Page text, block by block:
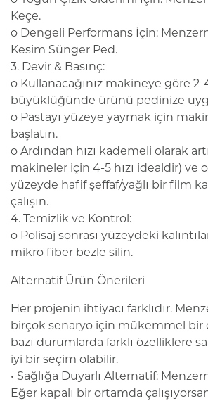
Keçe.
o Dengeli Performans İçin:
Kesim Sünger Ped.
3. Devir & Basınç:
o Kullanacağınız makineye göre
büyüklüğünde ürünü pedinize
o Pastayı yüzeye yaymak için
başlatın.
o Ardından hızı kademeli olarak
makineler için 4-5 hızı idealdir) ve
yüzeyde hafif şeffaf/yağlı bir film
çalışın.
4. Temizlik ve Kontrol:
o Polisaj sonrası yüzeydeki
mikro fiber bezle silin.
Alternatif Ürün Önerileri
Her projenin ihtiyacı farklıdır.
birçok senaryo için mükemmel bir
bazı durumlarda farklı özelliklere
iyi bir seçim olabilir.
• Sağlığa Duyarlı Alternatif:
Eğer kapalı bir ortamda